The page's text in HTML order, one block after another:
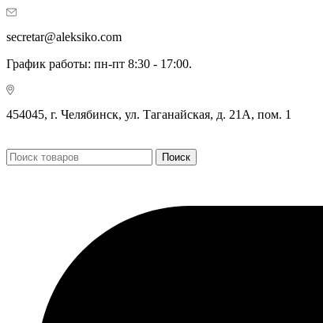
secretar@aleksiko.com
График работы: пн-пт 8:30 - 17:00.
454045, г. Челябинск, ул. Таганайская, д. 21А, пом. 1
Поиск